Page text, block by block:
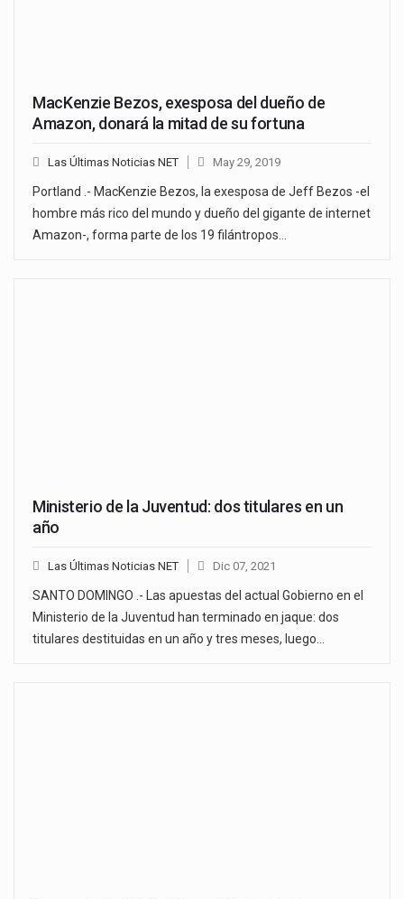
MacKenzie Bezos, exesposa del dueño de
Amazon, donará la mitad de su fortuna
Las Últimas Noticias NET May 29, 2019
Portland .- MacKenzie Bezos, la exesposa de Jeff Bezos -el
hombre más rico del mundo y dueño del gigante de internet
Amazon-, forma parte de los 19 filántropos…
Ministerio de la Juventud: dos titulares en un
año
Las Últimas Noticias NET Dic 07, 2021
SANTO DOMINGO .- Las apuestas del actual Gobierno en el
Ministerio de la Juventud han terminado en jaque: dos
titulares destituidas en un año y tres meses, luego…